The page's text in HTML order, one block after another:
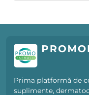
Prima platformă de
suplimente,